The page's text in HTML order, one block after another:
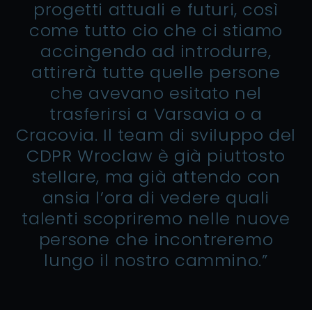
progetti attuali e futuri, così
come tutto cio che ci stiamo
accingendo ad introdurre,
attirerà tutte quelle persone
che avevano esitato nel
trasferirsi a Varsavia o a
Cracovia. Il team di sviluppo del
CDPR Wroclaw è già piuttosto
stellare, ma già attendo con
ansia l’ora di vedere quali
talenti scopriremo nelle nuove
persone che incontreremo
lungo il nostro cammino.”